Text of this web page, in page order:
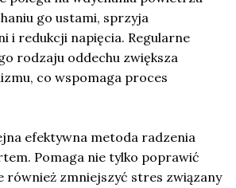
go ustami, sprzyja
i redukcji napięcia. Regularne
rodzaju oddechu zwiększa
co wspomaga proces
efektywna metoda radzenia
Pomaga nie tylko poprawić
również zmniejszyć stres związany